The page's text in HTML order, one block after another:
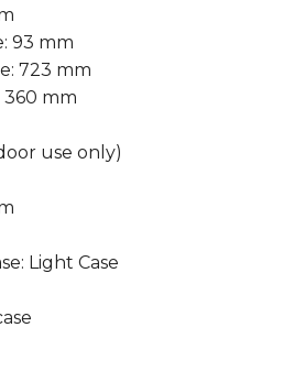
93 mm
723 mm
mm
use only)
Light Case